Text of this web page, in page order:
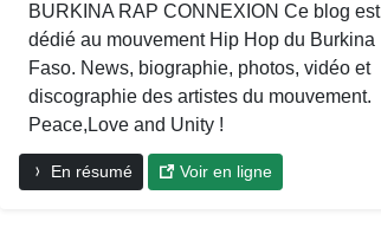
BURKINA RAP CONNEXION Ce blog est
dédié au mouvement Hip Hop du Burkina
Faso. News, biographie, photos, vidéo et
discographie des artistes du mouvement.
Peace,Love and Unity !
En résumé Voir en ligne